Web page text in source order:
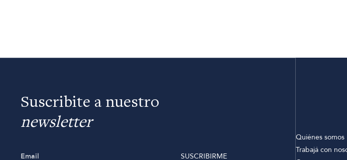
Suscribite a nuestro
newsletter
SUSCRIBIRME
Quiénes somos
Trabajá con